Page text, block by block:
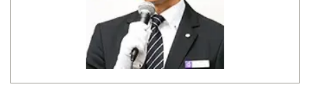
様の個性や生き様を伝える貴重な機会という考えを持つ方も増え
てきました。 博愛社では、葬儀を担当するスタッフが故人様のご
遺志やご遺族様のご要望をじっくりと伺い、オリジナリティあふ
れるオンリーワンの葬儀をご提案しています。